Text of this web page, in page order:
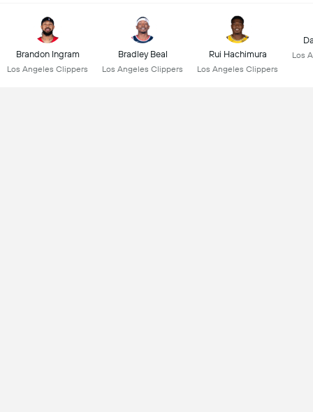
Brandon Ingram
Los Angeles Clippers
Bradley Beal
Los Angeles Clippers
Rui Hachimura
Los Angeles Clippers
Los